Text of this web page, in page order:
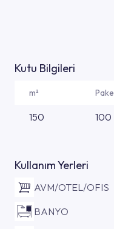
Kutu Bilgileri
m²
150 100
Kullanım Yerleri
AVM/OTEL/OFIS
BANYO